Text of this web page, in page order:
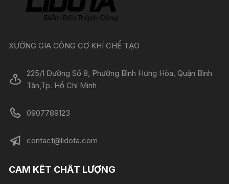
XƯỞNG GIA CÔNG CƠ KHÍ CHẾ TẠO
225/1 Đường Số 8, Phường Bình Hưng Hòa, Quận Bình
Tân,Tp. Hồ Chí Minh
0907789123
contact@lidota.com
CAM KẾT CHẤT LƯỢNG